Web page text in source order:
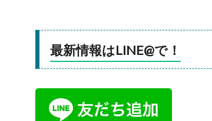
最新情報はLINE@で！